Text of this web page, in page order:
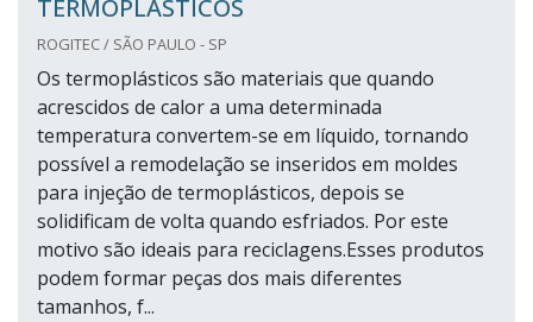
TERMOPLÁSTICOS
ROGITEC / SÃO PAULO - SP
Os termoplásticos são materiais que quando
acrescidos de calor a uma determinada
temperatura convertem-se em líquido, tornando
possível a remodelação se inseridos em moldes
para injeção de termoplásticos, depois se
solidificam de volta quando esfriados. Por este
motivo são ideais para reciclagens.Esses produtos
podem formar peças dos mais diferentes
tamanhos, f...